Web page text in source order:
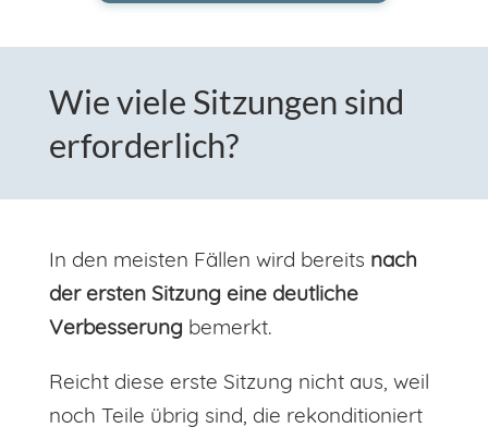
Wie viele Sitzungen sind
erforderlich?
In den meisten Fällen wird bereits nach
der ersten Sitzung eine deutliche
Verbesserung bemerkt.
Reicht diese erste Sitzung nicht aus, weil
noch Teile übrig sind, die rekonditioniert